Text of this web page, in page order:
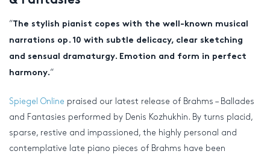
“The stylish pianist copes with the well-known musical
narrations op. 10 with subtle delicacy, clear sketching
and sensual dramaturgy. Emotion and form in perfect
harmony.“
Spiegel Online praised our latest release of Brahms – Ballades
and Fantasies performed by Denis Kozhukhin. By turns placid,
sparse, restive and impassioned, the highly personal and
contemplative late piano pieces of Brahms have been